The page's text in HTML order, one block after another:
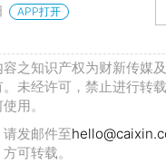
APP打开
之知识产权为财新传媒
未经许可，禁止进行转
用。
发邮件至
可转载。